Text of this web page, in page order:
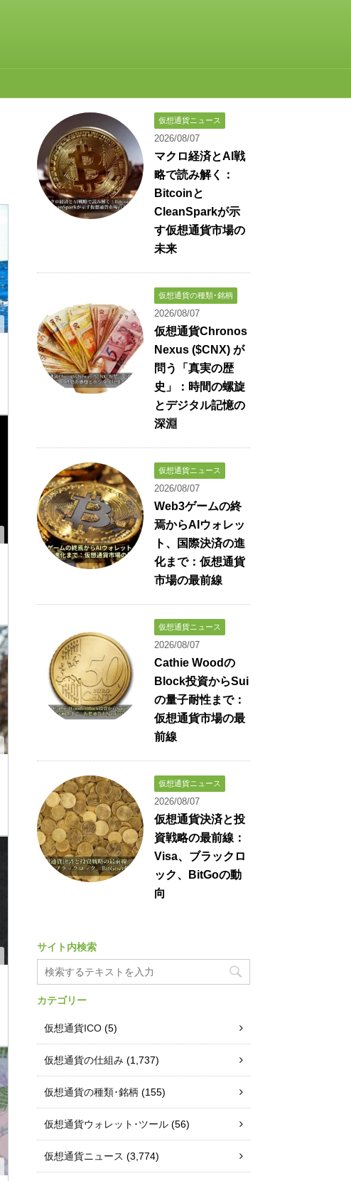
仮想通貨ニュース
2026/08/07
マクロ経済とAI戦
略で読み解く：
Bitcoinと
CleanSparkが示
す仮想通貨市場の
未来
仮想通貨の種類･銘柄
2026/08/07
仮想通貨Chronos
Nexus ($CNX) が
問う「真実の歴
史」：時間の螺旋
とデジタル記憶の
深淵
仮想通貨ニュース
2026/08/07
Web3ゲームの終
焉からAIウォレッ
ト、国際決済の進
化まで：仮想通貨
市場の最前線
仮想通貨ニュース
2026/08/07
Cathie Woodの
Block投資からSui
の量子耐性まで：
仮想通貨市場の最
前線
仮想通貨ニュース
2026/08/07
仮想通貨決済と投
資戦略の最前線：
Visa、ブラックロ
ック、BitGoの動
向
サイト内検索
カテゴリー
仮想通貨ICO (5)
仮想通貨の仕組み (1,737)
仮想通貨の種類･銘柄 (155)
仮想通貨ウォレット･ツール (56)
仮想通貨ニュース (3,774)